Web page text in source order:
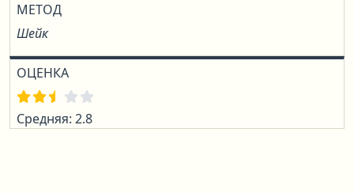
МЕТОД
Шейк
ОЦЕНКА
Средняя: 2.8